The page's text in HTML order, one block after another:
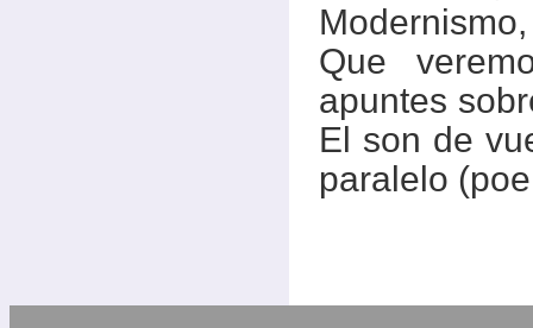
Que
apuntes
El son de
paralelo